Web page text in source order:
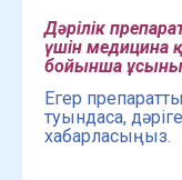
Дәрілік
үшін медицина
бойынша
Егер
туындаса,
хабарласыңыз.